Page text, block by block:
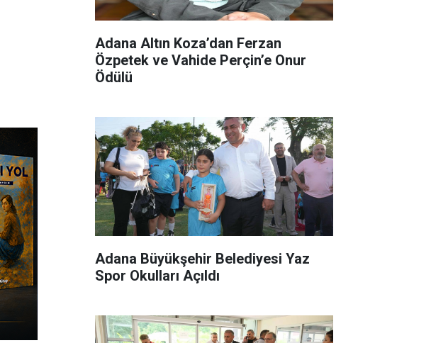
Adana Altın Koza’dan Ferzan
Özpetek ve Vahide Perçin’e Onur
Ödülü
Adana Büyükşehir Belediyesi Yaz
Spor Okulları Açıldı